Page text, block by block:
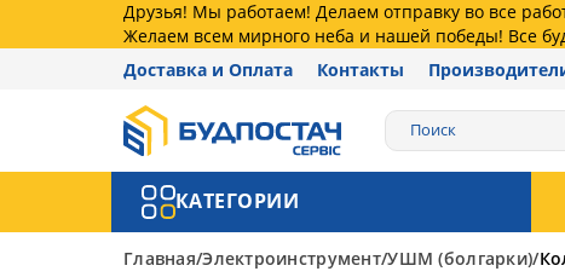
Друзья! Мы работаем! Делаем отправку во все
Желаем всем мирного неба и нашей победы! Все
Доставка и Оплата
Контакты
КАТЕГОРИИ
Главная Электроинструмент УШМ (болгарки)